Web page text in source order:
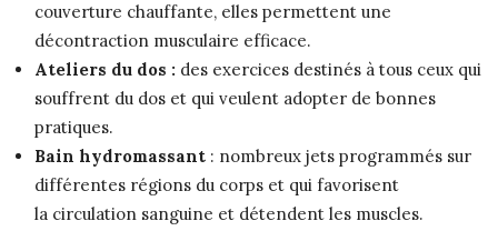
couverture chauffante, elles permettent une
décontraction musculaire efficace.
Ateliers du dos : des exercices destinés à tous ceux qui
souffrent du dos et qui veulent adopter de bonnes
pratiques.
Bain hydromassant : nombreux jets programmés sur
différentes régions du corps et qui favorisent
la circulation sanguine et détendent les muscles.